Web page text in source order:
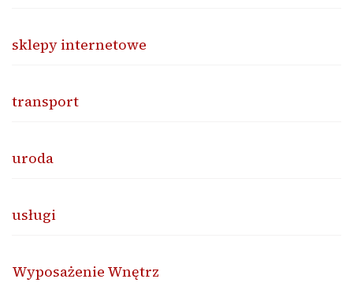
sklepy internetowe
transport
uroda
usługi
Wyposażenie Wnętrz